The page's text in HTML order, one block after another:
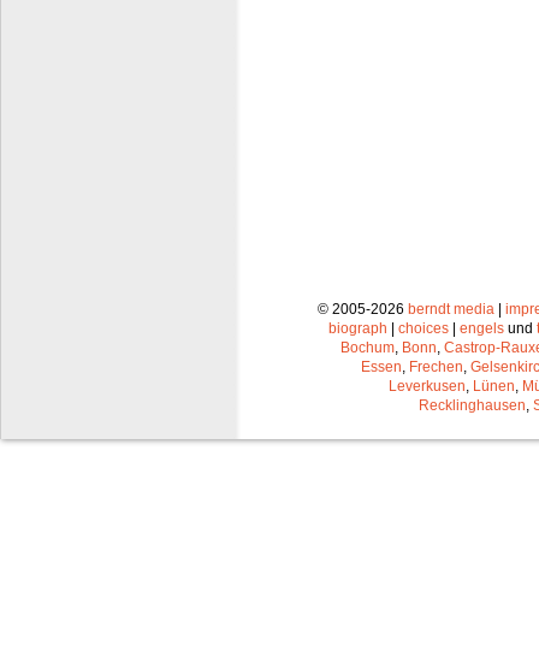
© 2005-2026 berndt media|
biograph
choices engels und
Bochum, Bonn, Castrop-
Essen, Frechen,
Leverkusen, Lünen,
Recklinghausen,